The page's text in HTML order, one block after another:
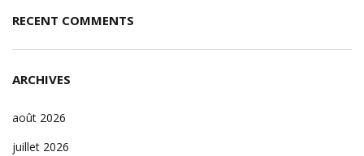
RECENT COMMENTS
ARCHIVES
août 2026
juillet 2026